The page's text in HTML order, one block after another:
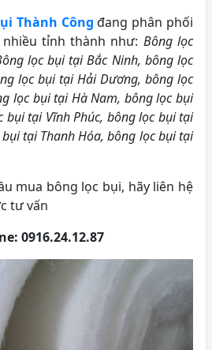
Thành Công đang phân phối
tỉnh thành như: Bông lọc
lọc bụi tại Bắc Ninh, bông lọc
lọc bụi tại Hải Dương, bông lọc
lọc bụi tại Hà Nam, bông lọc bụi
bụi tại Vĩnh Phúc, bông lọc bụi tại
tại Thanh Hóa, bông lọc bụi tại
mua bông lọc bụi, hãy liên hệ
tư vấn
0916.24.12.87